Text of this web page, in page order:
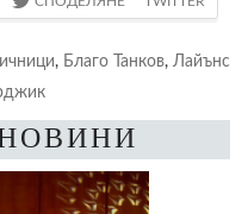
, Благо Танков, Лайънс